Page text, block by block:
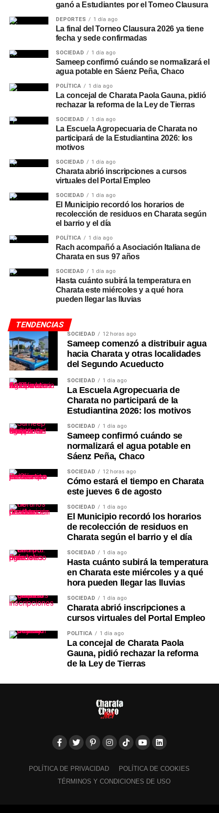
ganó a Estudiantes por el Torneo Clausura
DEPORTES 1 día ago
La final del Torneo Clausura 2026 ya tiene
fecha y sede confirmadas
SOCIEDAD 1 día ago
Sameep confirmó cuándo se normalizará el
agua potable en Sáenz Peña, Chaco
POLÍTICA 1 día ago
La concejal de Charata Paola Gauna, pidió
rechazar la reforma de la Ley de Tierras
SOCIEDAD 1 día ago
La Escuela Agropecuaria de Charata no
participará de la Estudiantina 2026: los
motivos
SOCIEDAD 1 día ago
Charata abrió inscripciones a cursos
virtuales del Portal Empleo
SOCIEDAD 1 día ago
El Municipio recordó los horarios de
recolección de residuos en Charata según
el barrio y el día
POLÍTICA 1 día ago
Rach acompañó a Asociación Italiana de
Charata en sus 97 años
SOCIEDAD 1 día ago
Hasta cuánto subirá la temperatura en
Charata este miércoles y a qué hora
pueden llegar las lluvias
TENDENCIAS
SOCIEDAD 12 horas ago
Sameep comenzó a distribuir agua
hacia Charata y otras localidades
del Segundo Acueducto
SOCIEDAD 1 día ago
La Escuela Agropecuaria de
Charata no participará de la
Estudiantina 2026: los motivos
SOCIEDAD 1 día ago
Sameep confirmó cuándo se
normalizará el agua potable en
Sáenz Peña, Chaco
SOCIEDAD 12 horas ago
Cómo estará el tiempo en Charata
este jueves 6 de agosto
SOCIEDAD 1 día ago
El Municipio recordó los horarios
de recolección de residuos en
Charata según el barrio y el día
SOCIEDAD 1 día ago
Hasta cuánto subirá la temperatura
en Charata este miércoles y a qué
hora pueden llegar las lluvias
SOCIEDAD 1 día ago
Charata abrió inscripciones a
cursos virtuales del Portal Empleo
POLÍTICA 1 día ago
La concejal de Charata Paola
Gauna, pidió rechazar la reforma
de la Ley de Tierras
POLÍTICA DE PRIVACIDAD
POLÍTICA DE COOKIES
TÉRMINOS Y CONDICIONES DE USO